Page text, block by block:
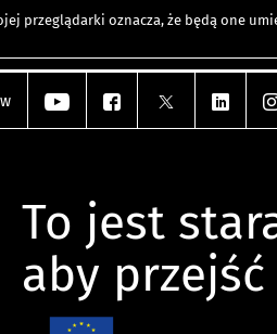
przeglądarki oznacza, że będą one
To jest
aby